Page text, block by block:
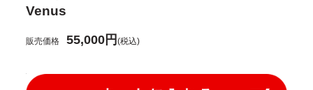
Venus
販売価格 55,000円(税込)